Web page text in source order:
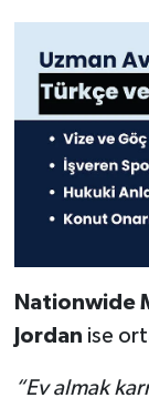
Nationwide
Jordan ise
“Ev almak